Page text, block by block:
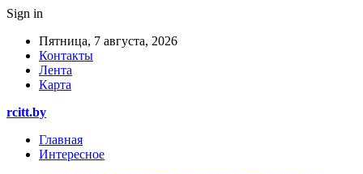
Sign in
Пятница, 7 августа, 2026
Контакты
Лента
Карта
rcitt.by
Главная
Интересное